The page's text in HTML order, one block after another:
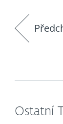
Ostatní